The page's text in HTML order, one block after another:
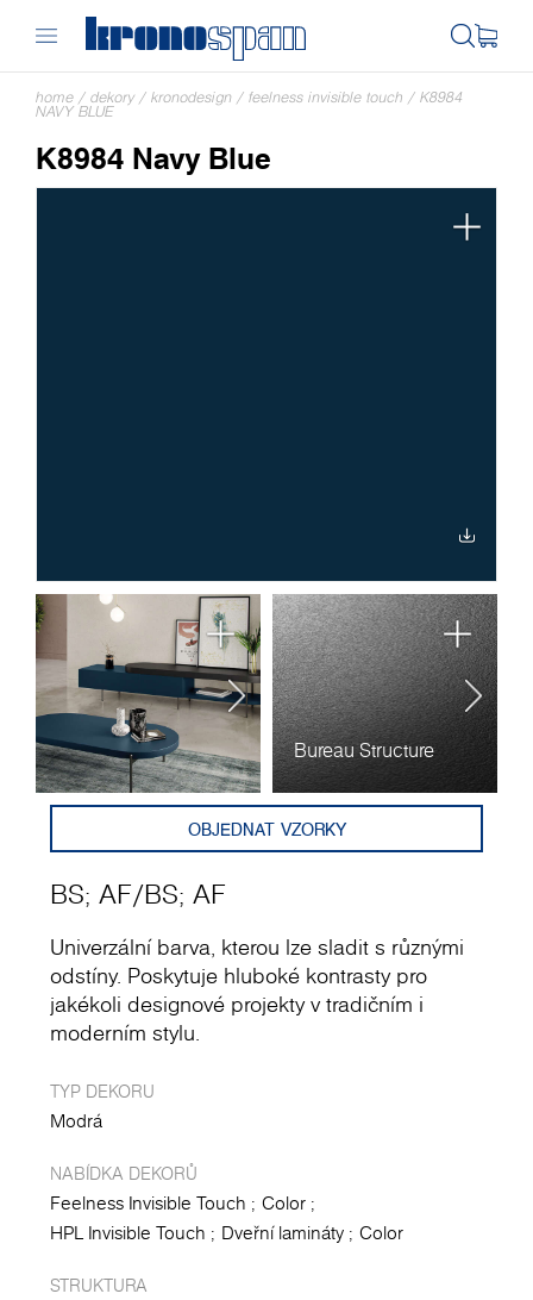
home / dekory / kronodesign / feelness invisible touch / K8984
NAVY BLUE
K8984 Navy Blue
Bureau Structure
BS; AF/BS; AF
OBJEDNAT VZORKY
Univerzální barva, kterou lze sladit s různými
odstíny. Poskytuje hluboké kontrasty pro
jakékoli designové projekty v tradičním i
moderním stylu.
TYP DEKORU
Modrá
NABÍDKA DEKORŮ
Feelness Invisible Touch
Color
HPL Invisible Touch
Dveřní lamináty Color
STRUKTURA